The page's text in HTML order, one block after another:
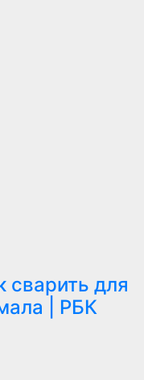
сварить для
| РБК